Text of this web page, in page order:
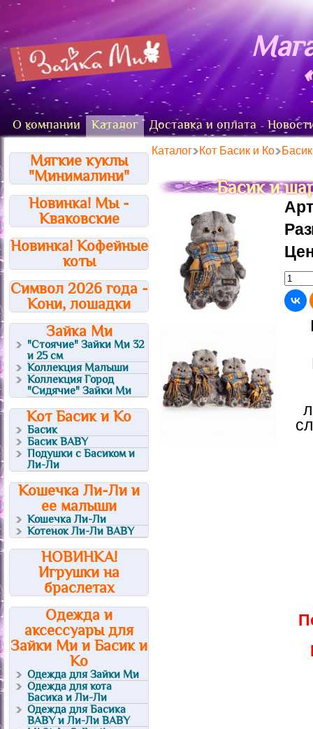
О компании Каталог Доставка и оплата
Мягкие куклы
"Минималини"
Новинка! Мы -
Кваковские
Новинка! Кофейные
коты
Символ 2026 года -
Кони, лошадки
Зайка Ми
"Стоячие" Зайки Ми 32
и 25 см
Коллекция Малыши
Коллекция Город
"Сидячие" Зайки Ми
Кот Басик и Ко
Басик
Басик BABY
Подушки с Басиком и
Ли-Ли
Кошечка Ли-Ли и
ее малыши
Кошечка Ли-Ли
Котенок Ли-Ли BABY
НОВИНКА!
Игрушки на
браслетах
Одежда и
аксессуары для
Зайки Ми и Басик и
Ко
Одежда для Зайки Ми
Одежда для кота
Басика и Ли-Ли
Одежда для Басика
BABY и Ли-Ли BABY
Каталог Кот Басик и Ко Басик
Басик и